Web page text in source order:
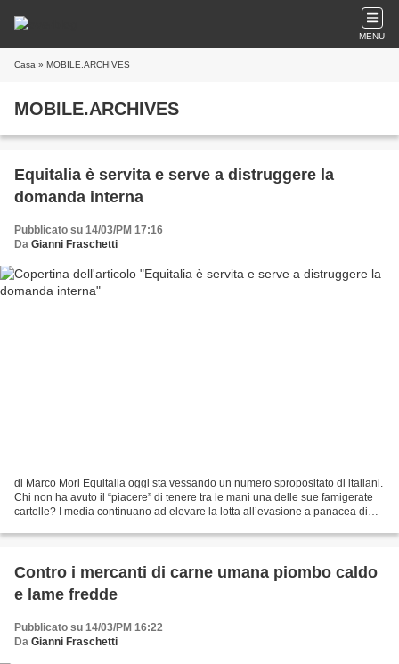
MENU
Casa » MOBILE.ARCHIVES
MOBILE.ARCHIVES
Equitalia è servita e serve a distruggere la
domanda interna
Pubblicato su 14/03/PM 17:16
Da Gianni Fraschetti
di Marco Mori Equitalia oggi sta vessando un numero spropositato di italiani.
Chi non ha avuto il “piacere” di tenere tra le mani una delle sue famigerate
cartelle? I media continuano ad elevare la lotta all’evasione a panacea di
Contro i mercanti di carne umana piombo caldo
e lame fredde
Pubblicato su 14/03/PM 16:22
Da Gianni Fraschetti